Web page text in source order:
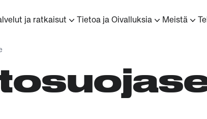
ja ratkaisut Tietoa ja Oivalluksia Meistä